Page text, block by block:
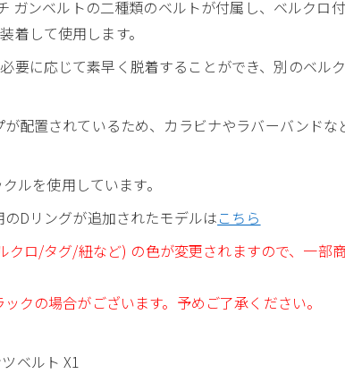
ンベルトの二種類のベルトが付属し、ベルクロ
着して使用します。
要に応じて素早く脱着することができ、別のベル
配置されているため、カラビナやラバーバンド
ルを使用しています。
Dリングが追加されたモデルはこちら
ロ/タグ/紐など) の色が変更されますので、一部
クの場合がございます。予めご了承ください。
ベルト X1